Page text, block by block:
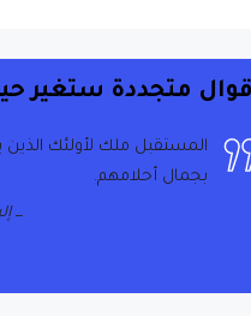
متجددة ستغير
المستقبل ملك لأولئك الذين
بجمال أحلامهم.